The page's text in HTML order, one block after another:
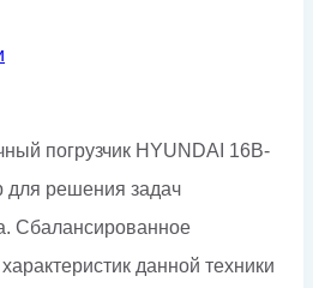
погрузчик HYUNDAI 16B-
решения задач
Сбалансированное
данной техники